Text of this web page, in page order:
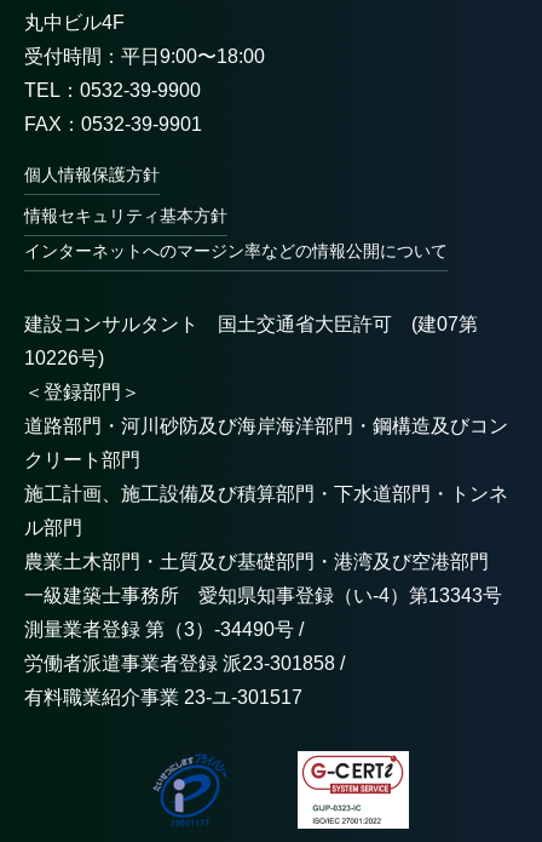
丸中ビル4F
受付時間：平日9:00〜18:00
TEL：0532-39-9900
FAX：0532-39-9901
個人情報保護方針
情報セキュリティ基本方針
インターネットへのマージン率などの情報公開について
建設コンサルタント 国土交通省大臣許可 (建07第
10226号)
＜登録部門＞
道路部門・河川砂防及び海岸海洋部門・鋼構造及びコン
クリート部門
施工計画、施工設備及び積算部門・下水道部門・トンネ
ル部門
農業土木部門・土質及び基礎部門・港湾及び空港部門
一級建築士事務所 愛知県知事登録（い-4）第13343号
測量業者登録 第（3）-34490号 /
労働者派遣事業者登録 派23-301858 /
有料職業紹介事業 23-ユ-301517